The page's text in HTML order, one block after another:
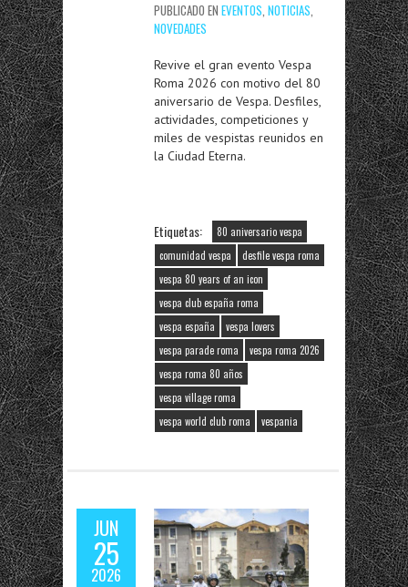
PUBLICADO EN EVENTOS, NOTICIAS,
NOVEDADES
Revive el gran evento Vespa
Roma 2026 con motivo del 80
aniversario de Vespa. Desfiles,
actividades, competiciones y
miles de vespistas reunidos en
la Ciudad Eterna.
Etiquetas:
80 aniversario vespa
comunidad vespa
desfile vespa roma
vespa 80 years of an icon
vespa club españa roma
vespa españa
vespa lovers
vespa parade roma
vespa roma 2026
vespa roma 80 años
vespa village roma
vespa world club roma
vespania
JUN
25
2026